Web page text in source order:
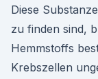
Diese
zu finden sind,
Hemmstoffs
Krebszellen